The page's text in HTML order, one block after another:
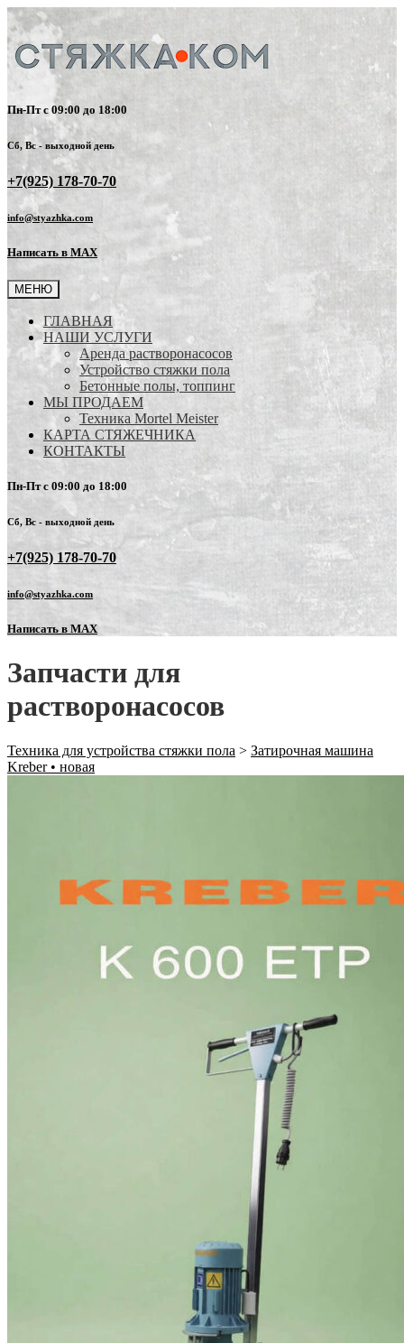
Пн-Пт с 09:00 до 18:00
Сб, Вс - выходной день
+7(925) 178-70-70
info@styazhka.com
Написать в MAX
МЕНЮ
ГЛАВНАЯ
НАШИ УСЛУГИ
Аренда растворонасосов
Устройство стяжки пола
Бетонные полы, топпинг
МЫ ПРОДАЕМ
Техника Mortel Meister
КАРТА СТЯЖЕЧНИКА
КОНТАКТЫ
Пн-Пт с 09:00 до 18:00
Сб, Вс - выходной день
+7(925) 178-70-70
info@styazhka.com
Написать в MAX
Запчасти для
растворонасосов
Техника для устройства стяжки пола > Затирочная машина
Kreber • новая